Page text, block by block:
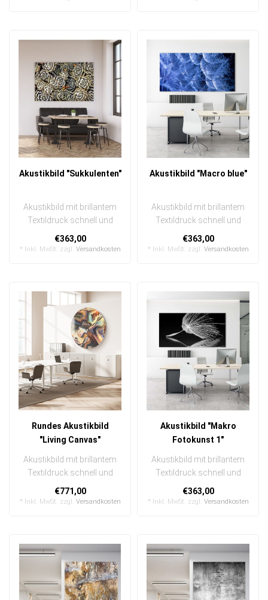
Akustikbild "Sukkulenten"
Akustikbild mit brillantem
Textildruck schnell und
einfach austauschbar
In eine..
€363,00
* Inkl. MwSt. zzgl. Versandkosten
Akustikbild "Macro blue"
Akustikbild mit brillantem
Textildruck schnell und
einfach austauschbar
In eine..
€363,00
* Inkl. MwSt. zzgl. Versandkosten
Rundes Akustikbild
"Living Canvas"
Akustikbild mit brillantem
Textildruck schnell und
einfach austauschbar
In ein..
€771,00
* Inkl. MwSt. zzgl. Versandkosten
Akustikbild "Makro
Fotokunst 1"
Akustikbild mit brillantem
Textildruck schnell und
einfach austauschbar
In eine..
€363,00
* Inkl. MwSt. zzgl. Versandkosten